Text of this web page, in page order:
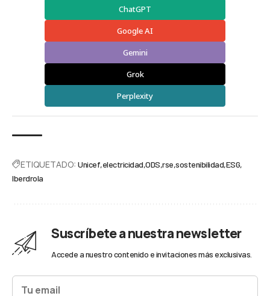
ChatGPT
Google AI
Gemini
Grok
Perplexity
ETIQUETADO: Unicef electricidad ODS rse sostenibilidad ESG
Iberdrola
Suscríbete a nuestra newsletter
Accede a nuestro contenido e invitaciones más exclusivas.